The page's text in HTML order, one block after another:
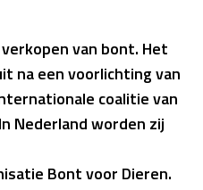
van bont. Het
na een voorlichting van
coalitie van
Nederland worden zij
Bont voor Dieren.